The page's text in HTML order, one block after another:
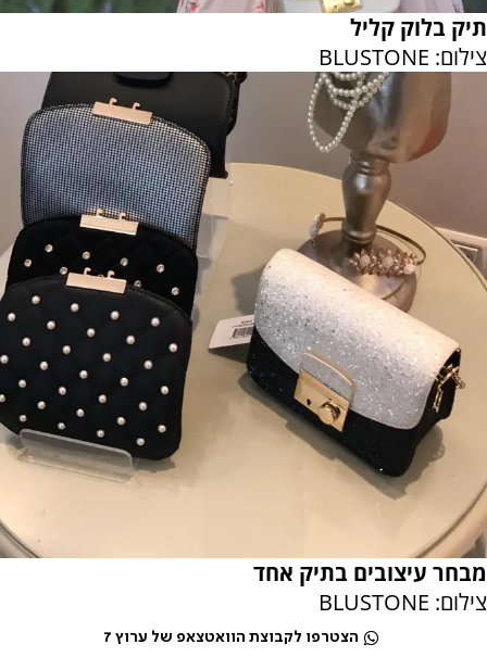
תיק בלוק קליל
צילום: BLUSTONE
מבחר עיצובים בתיק אחד
צילום: BLUSTONE
הצטרפו לקבוצת הוואטצאפ של ערוץ 7